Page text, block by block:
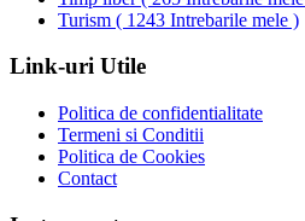
Turism ( 1243 Intrebarile mele )
Link-uri Utile
Politica de confidentialitate
Termeni si Conditii
Politica de Cookies
Contact